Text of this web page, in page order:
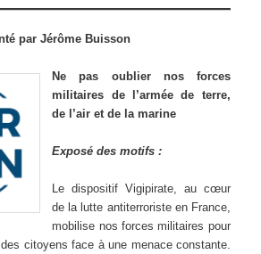
par Jérôme Buisson
Ne pas oublier nos forces
militaires de l’armée de terre,
de l’air et de la marine
Exposé des motifs :
Le dispositif Vigipirate, au cœur
de la lutte antiterroriste en France,
mobilise nos forces militaires pour
citoyens face à une menace constante.